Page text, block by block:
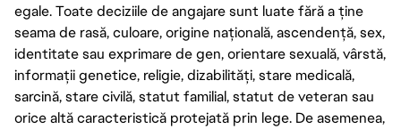
egale. Toate deciziile de angajare sunt luate fără a ține
seama de rasă, culoare, origine națională, ascendență, sex,
identitate sau exprimare de gen, orientare sexuală, vârstă,
informații genetice, religie, dizabilități, stare medicală,
sarcină, stare civilă, statut familial, statut de veteran sau
orice altă caracteristică protejată prin lege. De asemenea,